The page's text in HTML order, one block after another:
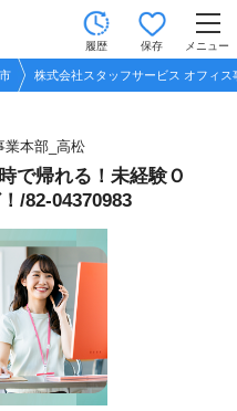
履歴 保存 メニュー
株式会社スタッフサービス オフィ
業本部_高松
で帰れる！未経験Ｏ
/82-04370983